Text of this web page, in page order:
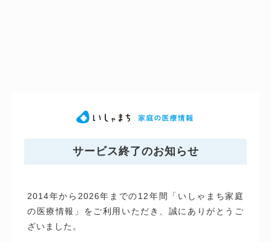
サービス終了のお知らせ
2014年から2026年までの12年間「いしゃまち家庭
の医療情報」をご利用いただき、誠にありがとうご
ざいました。